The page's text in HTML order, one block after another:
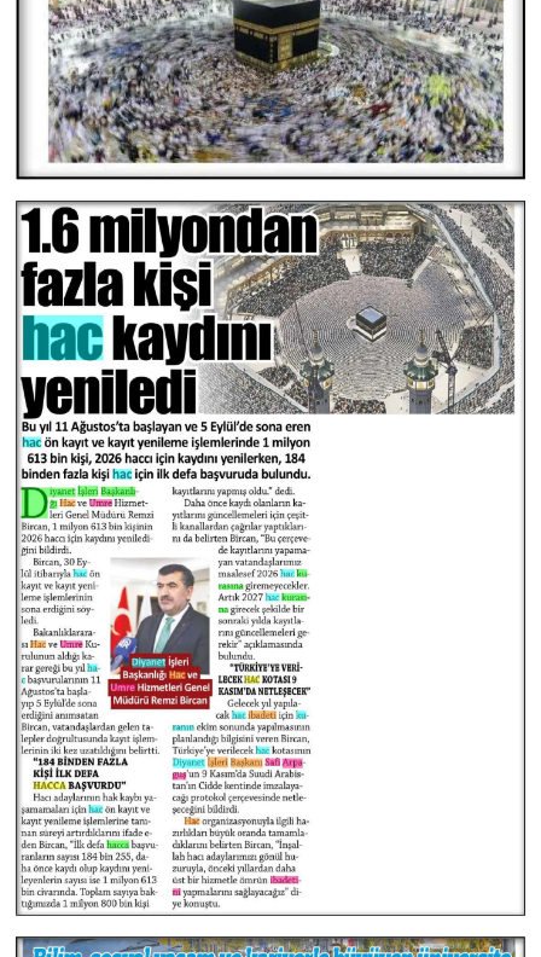
Gümüşhane Müftülüğü
Hakkari Müftülüğü
Hatay Müftülüğü
Iğdır Müftülüğü
Isparta Müftülüğü
İstanbul Müftülüğü
İzmir Müftülüğü
Kahramanmaraş Müftülüğü
Karabük Müftülüğü
Karaman Müftülüğü
Kars Müftülüğü
Kastamonu Müftülüğü
Kayseri Müftülüğü
Kilis Müftülüğü
Kırıkkale Müftülüğü
Kırklareli Müftülüğü